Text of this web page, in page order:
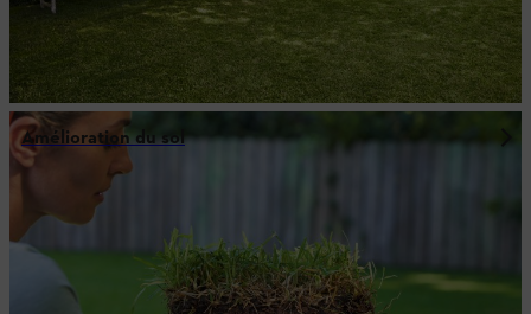
Amélioration du sol